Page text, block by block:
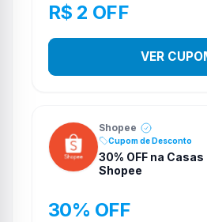
R$ 2 OFF
VER
Shopee
Cupom de Desconto
30% OFF na
Shopee
30% OFF